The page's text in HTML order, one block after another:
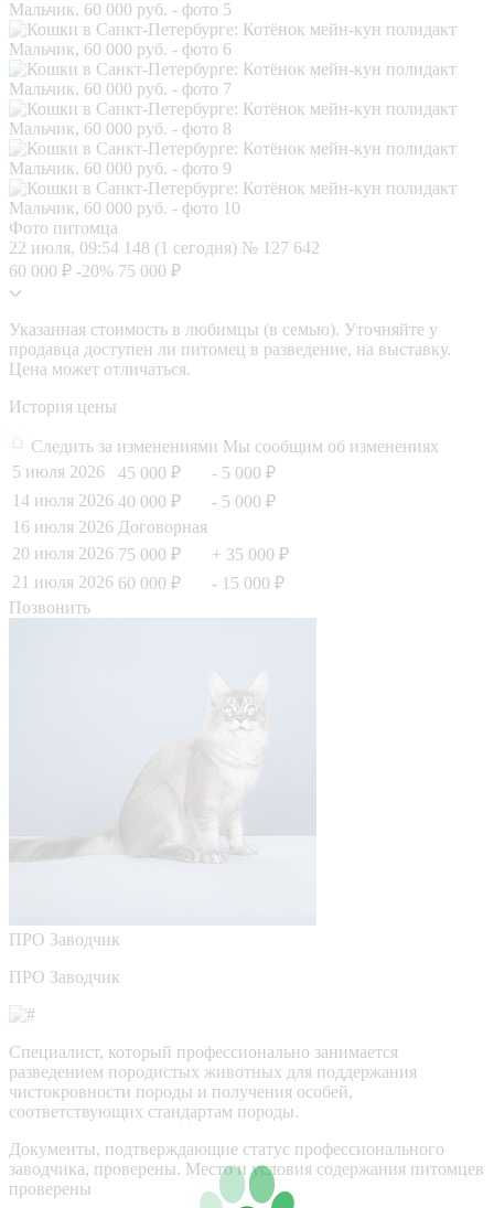
Фото питомца
22 июля, 09:54 148 (1 сегодня) № 127 642
60 000 ₽ -20% 75 000 ₽
Указанная стоимость в любимцы (в семью). Уточняйте у
продавца доступен ли питомец в разведение, на выставку.
Цена может отличаться.
История цены
Следить за изменениями Мы сообщим об изменениях
5 июля 2026
45 000 ₽
- 5 000 ₽
14 июля 2026 40 000 ₽
- 5 000 ₽
16 июля 2026 Договорная
20 июля 2026 75 000 ₽
+ 35 000 ₽
21 июля 2026 60 000 ₽
- 15 000 ₽
Позвонить
ПРО Заводчик
ПРО Заводчик
Специалист, который профессионально занимается
разведением породистых животных для поддержания
чистокровности породы и получения особей,
соответствующих стандартам породы.
Документы, подтверждающие статус профессионального
заводчика, проверены. Место и условия содержания питомцев
проверены